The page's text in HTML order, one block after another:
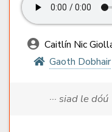
Caitlín Nic
Gaoth Dobhair
··· siad le dóú